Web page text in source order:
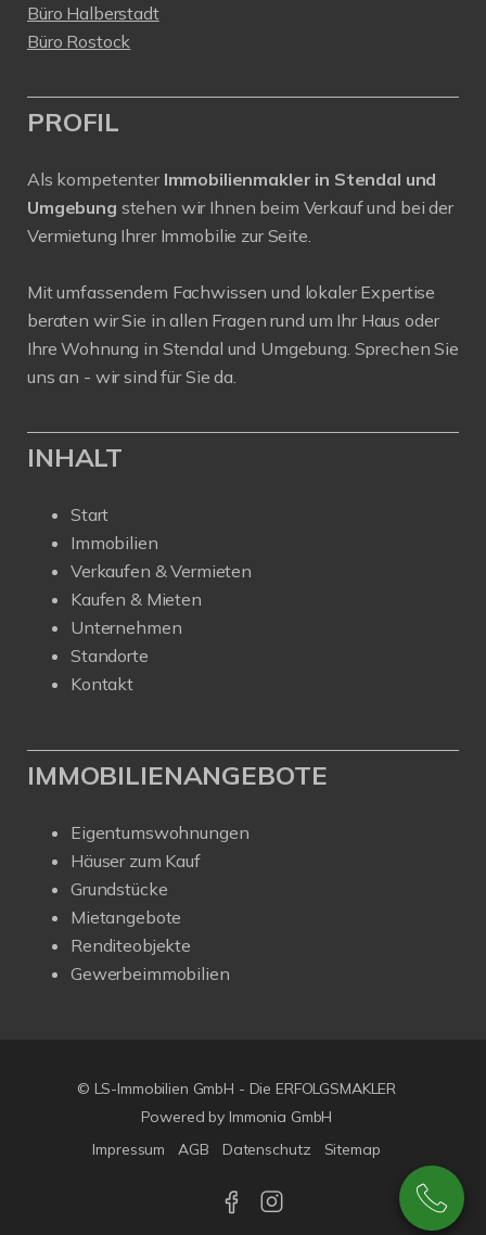
Büro Halberstadt
Büro Rostock
PROFIL
Als kompetenter Immobilienmakler in Stendal und
Umgebung stehen wir Ihnen beim Verkauf und bei der
Vermietung Ihrer Immobilie zur Seite.
Mit umfassendem Fachwissen und lokaler Expertise
beraten wir Sie in allen Fragen rund um Ihr Haus oder
Ihre Wohnung in Stendal und Umgebung. Sprechen Sie
uns an - wir sind für Sie da.
INHALT
Start
Immobilien
Verkaufen & Vermieten
Kaufen & Mieten
Unternehmen
Standorte
Kontakt
IMMOBILIENANGEBOTE
Eigentumswohnungen
Häuser zum Kauf
Grundstücke
Mietangebote
Renditeobjekte
Gewerbeimmobilien
© LS-Immobilien GmbH - Die ERFOLGSMAKLER
Powered by Immonia GmbH
Impressum
AGB Datenschutz Sitemap